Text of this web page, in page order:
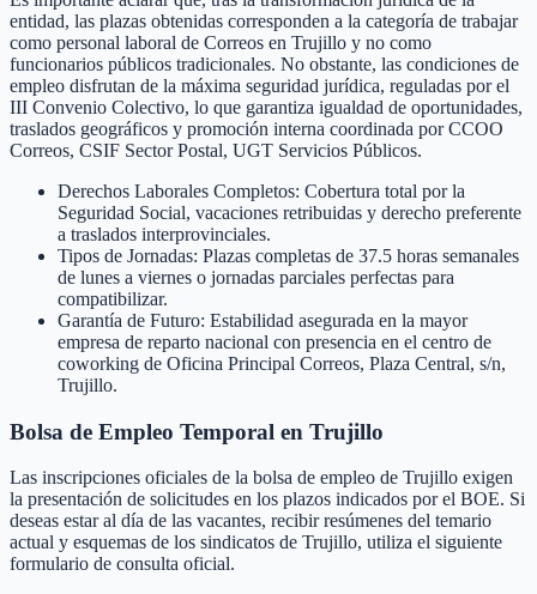
entidad, las plazas obtenidas corresponden a la categoría de trabajar
como personal laboral de Correos en Trujillo y no como
funcionarios públicos tradicionales. No obstante, las condiciones de
empleo disfrutan de la máxima seguridad jurídica, reguladas por el
III Convenio Colectivo, lo que garantiza igualdad de oportunidades,
traslados geográficos y promoción interna coordinada por CCOO
Correos, CSIF Sector Postal, UGT Servicios Públicos.
Derechos Laborales Completos: Cobertura total por la
Seguridad Social, vacaciones retribuidas y derecho preferente
a traslados interprovinciales.
Tipos de Jornadas: Plazas completas de 37.5 horas semanales
de lunes a viernes o jornadas parciales perfectas para
compatibilizar.
Garantía de Futuro: Estabilidad asegurada en la mayor
empresa de reparto nacional con presencia en el centro de
coworking de Oficina Principal Correos, Plaza Central, s/n,
Trujillo.
Bolsa de Empleo Temporal en Trujillo
Las inscripciones oficiales de la bolsa de empleo de Trujillo exigen
la presentación de solicitudes en los plazos indicados por el BOE. Si
deseas estar al día de las vacantes, recibir resúmenes del temario
actual y esquemas de los sindicatos de Trujillo, utiliza el siguiente
formulario de consulta oficial.